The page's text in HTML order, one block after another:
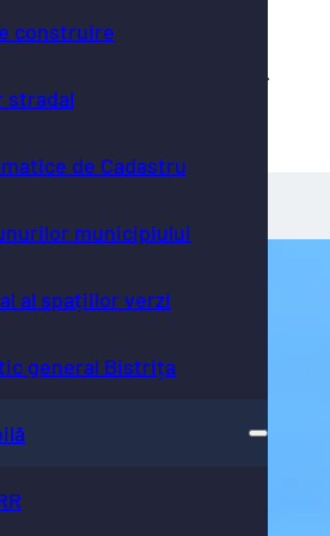
construire
stradal
de Cadastru
municipiului
al spațiilor verzi
general Bistrița
Goga (vineri) ridicare stații.
(vineri) verificare deratizare